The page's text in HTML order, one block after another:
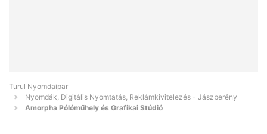
Turul Nyomdaipar
Nyomdák, Digitális Nyomtatás, Reklámkivitelezés - Jászberény
Amorpha Pólóműhely és Grafikai Stúdió